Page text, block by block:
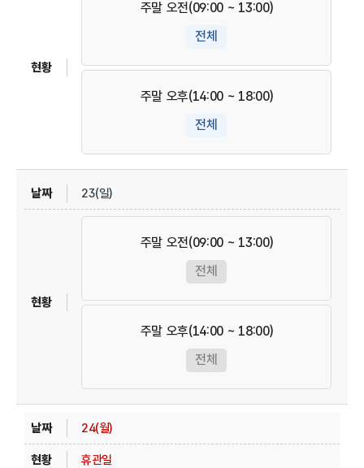
주말 오전(09:00 ~ 13:00)
전체
주말 오후(14:00 ~ 18:00)
전체
23(일)
주말 오전(09:00 ~ 13:00)
전체
주말 오후(14:00 ~ 18:00)
전체
24(월)
휴관일